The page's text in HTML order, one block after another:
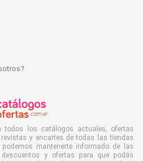
todos los catálogos actuales, ofertas
y encartes de todas las tiendas
mantenerte informado de las
y ofertas para que podás